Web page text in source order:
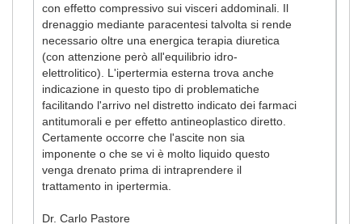
con effetto compressivo sui visceri addominali. Il
drenaggio mediante paracentesi talvolta si rende
necessario oltre una energica terapia diuretica
(con attenzione però all'equilibrio idro-
elettrolitico). L'ipertermia esterna trova anche
indicazione in questo tipo di problematiche
facilitando l'arrivo nel distretto indicato dei farmaci
antitumorali e per effetto antineoplastico diretto.
Certamente occorre che l'ascite non sia
imponente o che se vi è molto liquido questo
venga drenato prima di intraprendere il
trattamento in ipertermia.
Dr. Carlo Pastore